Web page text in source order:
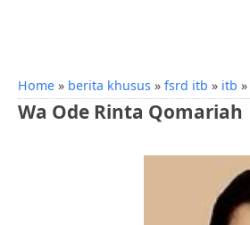
Home » berita khusus » fsrd itb » itb »
Wa Ode Rinta Qomariah